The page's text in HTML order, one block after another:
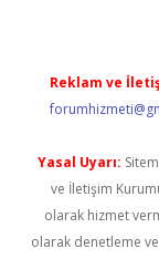
Reklam ve
Yasal Uyarı:
ve İletişim
olarak hizmet
olarak denetleme